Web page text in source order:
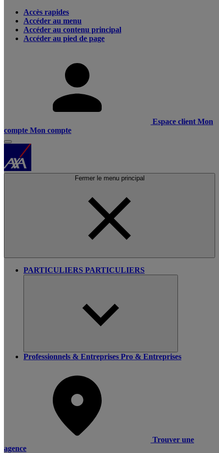
Accès rapides
Accéder au menu
Accéder au contenu principal
Accéder au pied de page
Espace client Mon
compte Mon compte
Fermer le menu principal
PARTICULIERS PARTICULIERS
Professionnels & Entreprises Pro & Entreprises
Trouver une
agence